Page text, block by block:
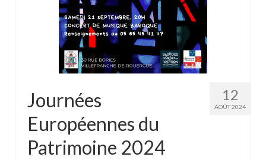
12
AOÛT 2024
Journées
Européennes du
Patrimoine 2024